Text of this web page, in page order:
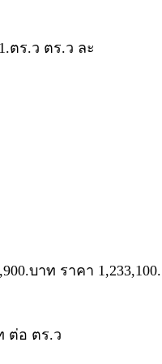
ตร.ว ตร.ว ละ
บาท ราคา
ต่อ ตร.ว